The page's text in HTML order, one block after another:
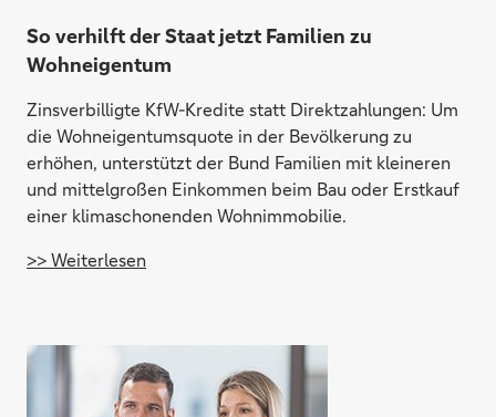
So verhilft der Staat jetzt Familien zu
Wohneigentum
Zinsverbilligte KfW-Kredite statt Direktzahlungen: Um
die Wohneigentumsquote in der Bevölkerung zu
erhöhen, unterstützt der Bund Familien mit kleineren
und mittelgroßen Einkommen beim Bau oder Erstkauf
einer klimaschonenden Wohnimmobilie.
>> Weiterlesen